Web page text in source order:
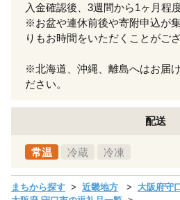
入金確認後、3週間から1ヶ月程
※お盆や連休前後や寄附申込が
りもお時間をいただくことがござ
※北海道、沖縄、離島へはお届
ださい。
配送
常温 冷蔵 冷凍
まちから探す 近畿地方
大阪府守